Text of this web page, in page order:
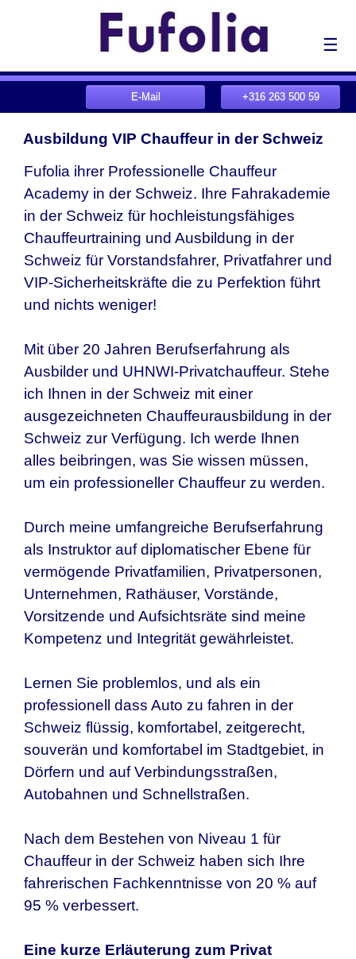
☰
+316 263 500 59
E-Mail
Ausbildung VIP Chauffeur in der Schweiz
Fufolia ihrer Professionelle Chauffeur
Academy in der Schweiz. Ihre Fahrakademie
in der Schweiz für hochleistungsfähiges
Chauffeurtraining und Ausbildung in der
Schweiz für Vorstandsfahrer, Privatfahrer und
VIP-Sicherheitskräfte die zu Perfektion führt
und nichts weniger!
Mit über 20 Jahren Berufserfahrung als
Ausbilder und UHNWI-Privatchauffeur. Stehe
ich Ihnen in der Schweiz mit einer
ausgezeichneten Chauffeurausbildung in der
Schweiz zur Verfügung. Ich werde Ihnen
alles beibringen, was Sie wissen müssen,
um ein professioneller Chauffeur zu werden.
Durch meine umfangreiche Berufserfahrung
als Instruktor auf diplomatischer Ebene für
vermögende Privatfamilien, Privatpersonen,
Unternehmen, Rathäuser, Vorstände,
Vorsitzende und Aufsichtsräte sind meine
Kompetenz und Integrität gewährleistet.
Lernen Sie problemlos, und als ein
professionell dass Auto zu fahren in der
Schweiz flüssig, komfortabel, zeitgerecht,
souverän und komfortabel im Stadtgebiet, in
Dörfern und auf Verbindungsstraßen,
Autobahnen und Schnellstraßen.
Nach dem Bestehen von Niveau 1 für
Chauffeur in der Schweiz haben sich Ihre
fahrerischen Fachkenntnisse von 20 % auf
95 % verbessert.
Eine kurze Erläuterung zum Privat